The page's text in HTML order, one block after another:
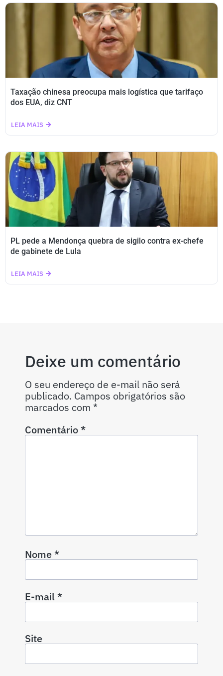
Taxação chinesa preocupa mais logística que tarifaço
dos EUA, diz CNT
LEIA MAIS
PL pede a Mendonça quebra de sigilo contra ex-chefe
de gabinete de Lula
LEIA MAIS
Deixe um comentário
O seu endereço de e-mail não será
publicado. Campos obrigatórios são
marcados com *
Comentário*
Nome*
E-mail*
Site